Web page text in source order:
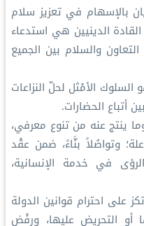
بالإسهام في تعزيز سلام
الدينيين هي استدعاء
والسلام بين الجميع
السلوك الأمْثل لحلّ النزاعات
أتباع الحضارات.
ينتج عنه من تنوع معرفي،
وتواصُلاً بنَّاءً، ضمن عقْد
في خدمة الإنسانية،
على احترام قوانين الدولة
أو التحريض عليها، ورفْض